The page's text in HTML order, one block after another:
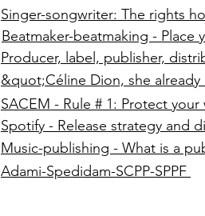
Singer-songwriter: The rights
Beatmaker-beatmaking - Place
Producer, label, publisher,
&quot;Céline Dion, she
SACEM - Rule # 1: Protect your
Spotify - Release strategy and
Music-publishing - What is a
Adami-Spedidam-SCPP-SPPF